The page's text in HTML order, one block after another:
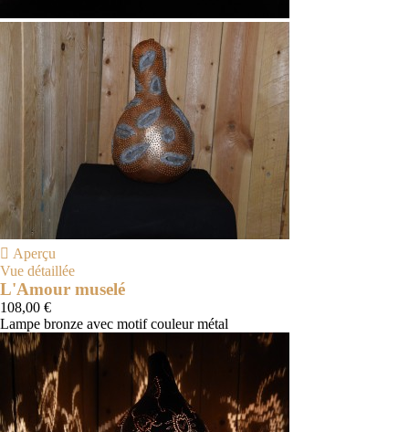
 Aperçu
Vue détaillée
L'Amour muselé
108,00 €
Lampe bronze avec motif couleur métal
Or,
argent